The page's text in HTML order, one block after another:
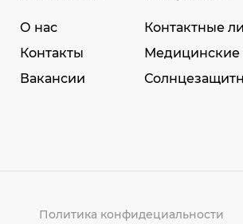
О нас
Контакты
Вакансии
Контактные
Медицинские
Политика конфидециальности